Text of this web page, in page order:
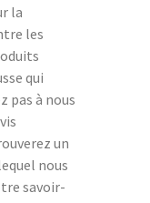
la
les
qui
pas à nous
un
nous
savoir-